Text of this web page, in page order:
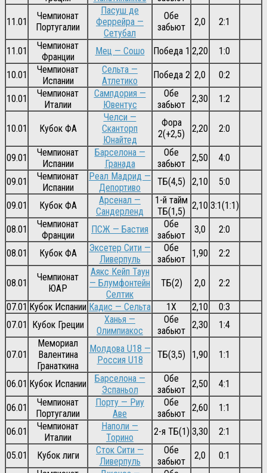
11.01
Чемпионат
Португалии
Пасуш де
Феррейра —
Сетубал
Обе
забьют
2,0 2:1
11.01
Чемпионат
Франции
Мец — Сошо Победа 1 2,20 1:0
10.01
Чемпионат
Испании
Сельта —
Атлетико
Победа 2 2,0 0:2
10.01
Чемпионат
Италии
Сампдория —
Ювентус
Обе
забьют
2,30 1:2
10.01 Кубок ФА
Челси —
Сканторп
Юнайтед
Фора
2(+2,5)
2,20 2:0
09.01
Чемпионат
Испании
Барселона —
Гранада
Обе
забьют
2,50 4:0
09.01
Чемпионат
Испании
Реал Мадрид —
Депортиво
ТБ(4,5) 2,10 5:0
09.01 Кубок ФА
Арсенал —
Сандерленд
1-й тайм
ТБ(1,5)
2,10 3:1(1:1)
08.01
Чемпионат
Франции
ПСЖ — Бастия
Обе
забьют
3,0 2:0
08.01 Кубок ФА
Эксетер Сити —
Ливерпуль
Обе
забьют
1,90 2:2
08.01
Чемпионат
ЮАР
Аякс Кейп Таун
— Блумфонтейн
Селтик
ТБ(2) 2,0 2:2
07.01 Кубок Испании Кадис — Сельта 1Х 2,10
0:3
07.01 Кубок Греции
Ханья —
Олимпиакос
Обе
забьют
2,30 1:4
07.01
Мемориал
Валентина
Гранаткина
Молдова U18 —
Россия U18
ТБ(3,5) 1,90 1:1
06.01 Кубок Испании
Барселона —
Эспаньол
Обе
забьют
2,50 4:1
06.01
Чемпионат
Португалии
Порту — Риу
Аве
Обе
забьют
2,60 1:1
06.01
Чемпионат
Италии
Наполи —
Торино
2-я ТБ(1) 3,30 2:1
05.01 Кубок лиги
Сток Сити —
Ливерпуль
Обе
забьют
2,0 0:1